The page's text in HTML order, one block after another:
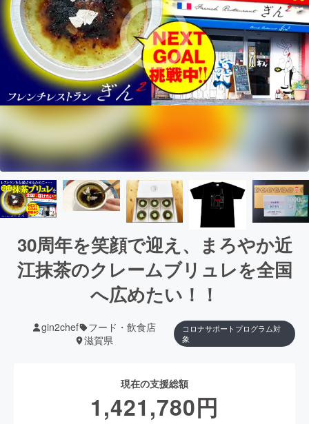
30周年を笑顔で迎え、まろやか近
江抹茶のクレームブリュレを全国
へ広めたい！！
gin2chef
フード・飲食店
滋賀県
コロナサポートプログラム対
象
現在の支援総額
1,421,780円